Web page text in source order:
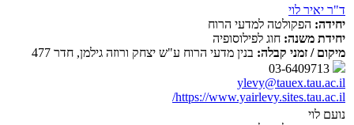
ד"ר יאיר לוי
יחידה: הפקולטה למדעי הרוח
יחידת משנה: חוג לפילוסופיה
מיקום / זמני קבלה: בנין מדעי הרוח ע"ש יצחק ורוזה גילמן, חדר 477
ylevy@tauex.tau.ac.il
https://www.yairlevy.sites.tau.ac.il/
נועם לוי